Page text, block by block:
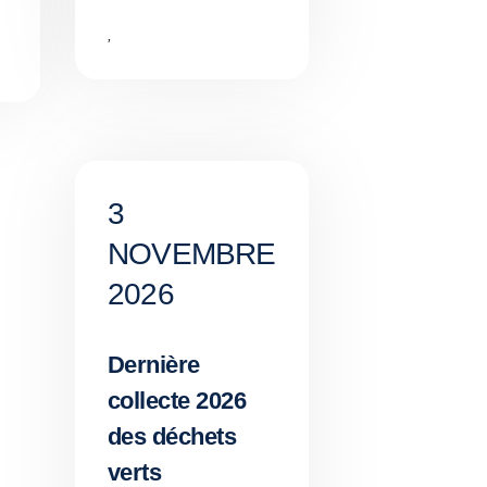
,
3
NOVEMBRE
2026
Dernière
collecte 2026
des déchets
verts